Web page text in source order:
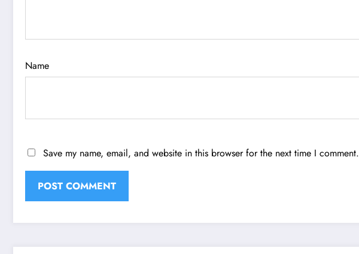
Name
Save my name, email, and website in this browser for the next time I comment.